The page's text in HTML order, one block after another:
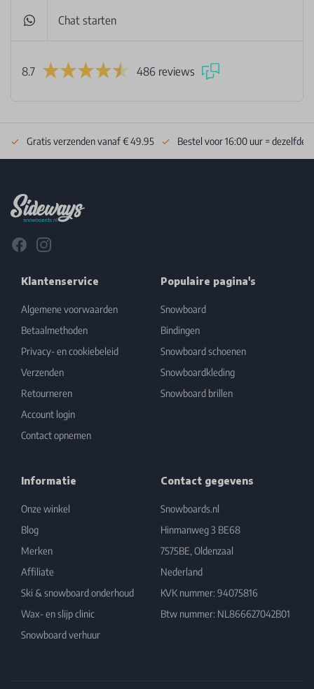
Chat starten
8.7 486 reviews
Gratis verzenden vanaf € 49.95 Bestel voor 16:00 uur = dezelfde
FacebookInstagram
Klantenservice
Algemene voorwaarden
Betaalmethoden
Privacy- en cookiebeleid
Verzenden
Retourneren
Account login
Contact opnemen
Populaire pagina's
Snowboard
Bindingen
Snowboard schoenen
Snowboardkleding
Snowboard brillen
Informatie
Onze winkel
Blog
Merken
Affiliate
Ski & snowboard onderhoud
Wax- en slijp clinic
Snowboard verhuur
Contact gegevens
Snowboards.nl
Hinmanweg 3 BE68
7575BE, Oldenzaal
Nederland
KVK nummer: 94075816
Btw nummer: NL866627042B01